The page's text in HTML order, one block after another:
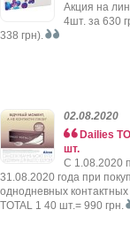
Акция на
4шт. за 630
338 грн).
02.08.2020
Dailies
шт.
C 1.08.2020
31.08.2020 года при
однодневных
TOTAL 1 40 шт.= 990 грн.